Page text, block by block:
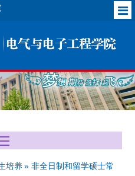
培养 » 非全日制和留学硕士常